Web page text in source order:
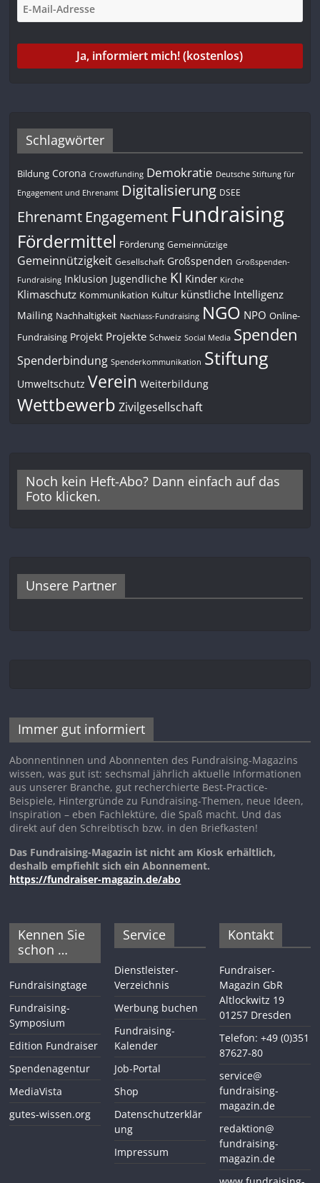
Schlagwörter
Bildung Corona Crowdfunding Demokratie Deutsche Stiftung für
Engagement und Ehrenamt Digitalisierung DSEE
Ehrenamt Engagement Fundraising
Fördermittel Förderung Gemeinnützige
Gemeinnützigkeit Gesellschaft Großspenden Großspenden-
Fundraising Inklusion Jugendliche KI Kinder Kirche
Klimaschutz Kommunikation Kultur künstliche Intelligenz
Mailing Nachhaltigkeit Nachlass-Fundraising NGO NPO Online-
Fundraising Projekt Projekte Schweiz Social Media Spenden
Spenderbindung Spenderkommunikation Stiftung
Umweltschutz Verein Weiterbildung
Wettbewerb Zivilgesellschaft
Noch kein Heft-Abo? Dann einfach auf das
Foto klicken.
Unsere Partner
Immer gut informiert
Abonnentinnen und Abonnenten des Fundraising-Magazins
wissen, was gut ist: sechsmal jährlich aktuelle Informationen
aus unserer Branche, gut recherchierte Best-Practice-
Beispiele, Hintergründe zu Fundraising-Themen, neue Ideen,
Inspiration – eben Fachlektüre, die Spaß macht. Und das
direkt auf den Schreibtisch bzw. in den Briefkasten!
Das Fundraising-Magazin ist nicht am Kiosk erhältlich,
deshalb empfiehlt sich ein Abonnement.
https://fundraiser-magazin.de/abo
Kennen Sie
schon …
Fundraisingtage
Fundraising-
Symposium
Edition Fundraiser
Spendenagentur
MediaVista
gutes-wissen.org
Service
Dienstleister-
Verzeichnis
Werbung buchen
Fundraising-
Kalender
Job-Portal
Shop
Datenschutzerklär
ung
Impressum
Kontakt
Fundraiser-
Magazin GbR
Altlockwitz 19
01257 Dresden
Telefon: +49 (0)351
87627-80
service@
fundraising-
magazin.de
redaktion@
fundraising-
magazin.de